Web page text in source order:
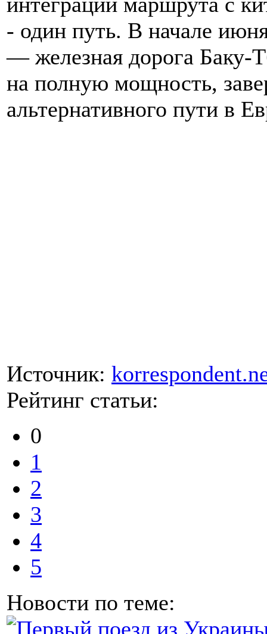
- один путь. В начале
— железная дорога Баку-
на полную мощность,
альтернативного пути в
Источник:
Рейтинг статьи:
0
1
2
3
4
5
Новости по теме: